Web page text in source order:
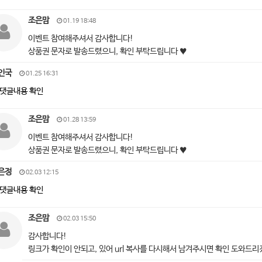
조은맘 01.19 18:48
이벤트 참여해주셔서 감사합니다!
상품권 문자로 발송드렸으니, 확인 부탁드립니다 ♥
국 01.25 16:31
댓글내용 확인
조은맘 01.28 13:59
이벤트 참여해주셔서 감사합니다!
상품권 문자로 발송드렸으니, 확인 부탁드립니다 ♥
정 02.03 12:15
댓글내용 확인
조은맘 02.03 15:50
감사합니다!
링크가 확인이 안되고, 있어 url 복사를 다시해서 남겨주시면 확인 도와드리